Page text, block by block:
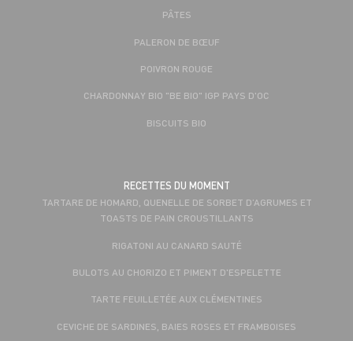
PÂTES
PALERON DE BŒUF
POIVRON ROUGE
CHARDONNAY BIO "BE BIO" IGP PAYS D'OC
BISCUITS BIO
RECETTES DU MOMENT
TARTARE DE HOMARD, QUENELLE DE SORBET D’AGRUMES ET
TOASTS DE PAIN CROUSTILLANTS
RIGATONI AU CANARD SAUTÉ
BULOTS AU CHORIZO ET PIMENT D'ESPELETTE
TARTE FEUILLETÉE AUX CLÉMENTINES
CEVICHE DE SARDINES, BAIES ROSES ET FRAMBOISES